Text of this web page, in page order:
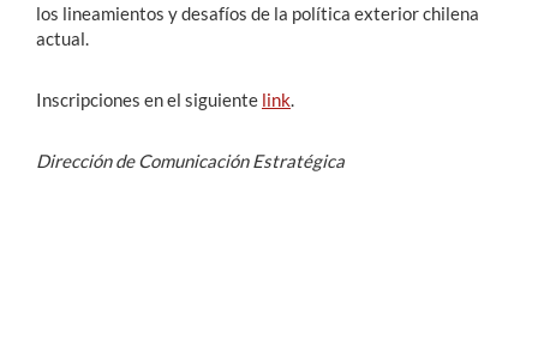
los lineamientos y desafíos de la política exterior chilena
actual.
Inscripciones en el siguiente link
Dirección de Comunicación Estratégica